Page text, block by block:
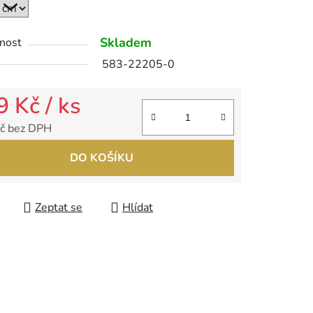
Skladem
583-22205-0
Kč/ ks
bez DPH
DO KOŠÍKU
Zeptat se Hlídat